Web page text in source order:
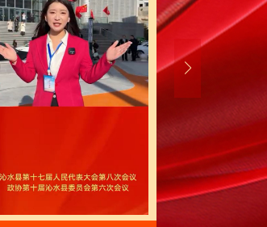
总投资12亿元，“沁
全县文旅资源进行整
升；丰富文化演艺活
，接待游客45万人，
旅新媒体宣传推广奖
次，增长33%。数字
覆盖、关键地点无盲